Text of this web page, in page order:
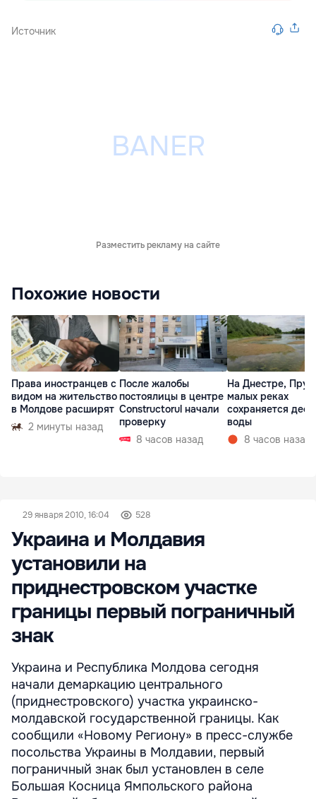
Источник
Разместить рекламу на сайте
Похожие новости
Права иностранцев с
видом на жительство
в Молдове расширят
2 минуты назад
После жалобы
постоялицы в центре
Constructorul начали
проверку
8 часов назад
На Днестре,
малых реках
сохраняется
воды
8 часов назад
29 января 2010, 16:04 528
Украина и Молдавия
установили на
приднестровском участке
границы первый пограничный
знак
Украина и Республика Молдова сегодня
начали демаркацию центрального
(приднестровского) участка украинско-
молдавской государственной границы. Как
сообщили «Новому Региону» в пресс-службе
посольства Украины в Молдавии, первый
пограничный знак был установлен в селе
Большая Косница Ямпольского района